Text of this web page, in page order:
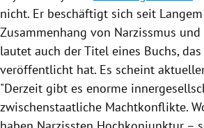
nicht. Er beschäftigt sich seit
Zusammenhang von Narzissmus und
lautet auch der Titel eines Buchs,
veröffentlicht hat. Es scheint
"Derzeit gibt es enorme
zwischenstaatliche Machtkonflikte.